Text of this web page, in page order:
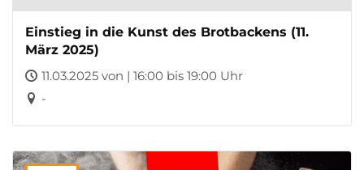
Einstieg in die Kunst des Brotbackens (11.
März 2025)
11.03.2025 von | 16:00 bis 19:00 Uhr
-